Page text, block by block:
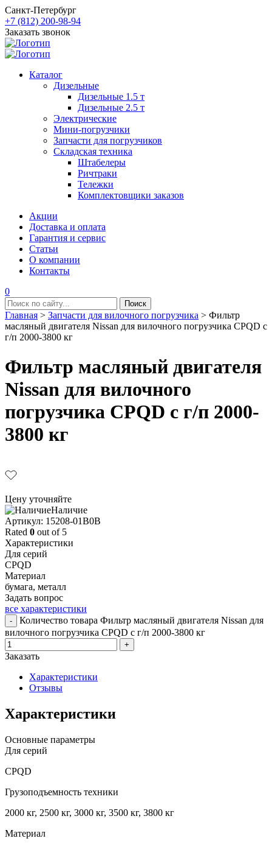
Санкт-Петербург
+7 (812) 200-98-94
Заказать звонок
Каталог
Дизельные
Дизельные 1.5 т
Дизельные 2.5 т
Электрические
Мини-погрузчики
Запчасти для погрузчиков
Складская техника
Штабелеры
Ричтраки
Тележки
Комплектовщики заказов
Акции
Доставка и оплата
Гарантия и сервис
Статьи
О компании
Контакты
0
Главная > Запчасти для вилочного погрузчика > Фильтр
масляный двигателя Nissan для вилочного погрузчика CPQD с
г/п 2000-3800 кг
Фильтр масляный двигателя
Nissan для вилочного
погрузчика CPQD с г/п 2000-
3800 кг
Цену уточняйте
Наличие
Aртикул: 15208-01B0B
Rated 0 out of 5
Характеристики
Для серий
CPQD
Материал
бумага, металл
Задать вопрос
все характеристики
-
Количество товара Фильтр масляный двигателя Nissan для
вилочного погрузчика CPQD с г/п 2000-3800 кг
+
Заказать
Характеристики
Отзывы
Характеристики
Основные параметры
Для серий
CPQD
Грузоподъемность техники
2000 кг, 2500 кг, 3000 кг, 3500 кг, 3800 кг
Материал